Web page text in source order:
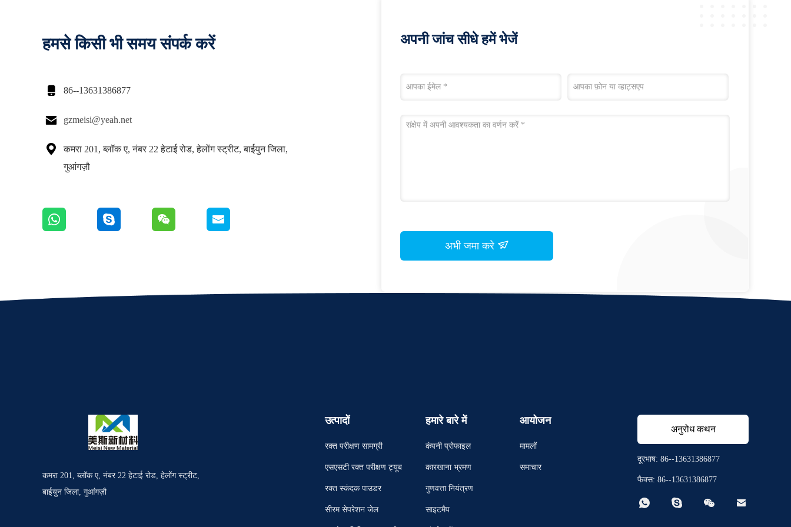
हमसे किसी भी समय संपर्क करें
 86--13631386877
 gzmeisi@yeah.net

कमरा 201, ब्लॉक ए, नंबर 22 हेटाई रोड, हेलोंग स्ट्रीट, बाईयुन जिला,
गुआंगज़ौ
अपनी जांच सीधे हमें भेजें
अभी जमा करे
कमरा 201, ब्लॉक ए, नंबर 22 हेटाई रोड, हेलोंग स्ट्रीट,
बाईयुन जिला, गुआंगज़ौ
उत्पादों
रक्त परीक्षण सामग्री
एसएसटी रक्त परीक्षण ट्यूब
रक्त स्कंदक पाउडर
सीरम सेपरेशन जेल
हमारे बारे में
कंपनी प्रोफाइल
कारखाना भ्रमण
गुणवत्ता नियंत्रण
साइटमैप
आयोजन
मामलों
समाचार
अनुरोध कथन
दूरभाष: 86--13631386877
फैक्स: 86--13631386877
   